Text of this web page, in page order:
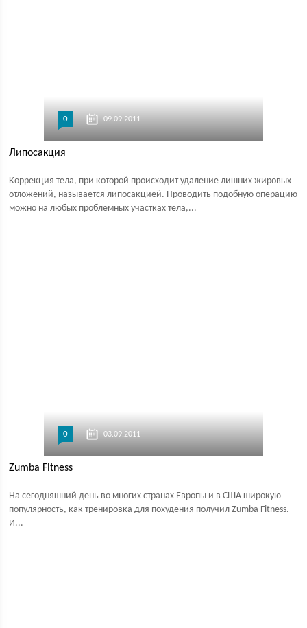
0 09.09.2011
Липосакция
Коррекция тела, при которой происходит удаление лишних жировых
отложений, называется липосакцией. Проводить подобную операцию
можно на любых проблемных участках тела,...
0 03.09.2011
Zumba Fitness
На сегодняшний день во многих странах Европы и в США широкую
популярность, как тренировка для похудения получил Zumba Fitness.
И...